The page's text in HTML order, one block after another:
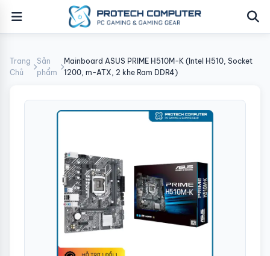
Trang
Chủ
Sản
phẩm
Mainboard ASUS PRIME H510M-K (Intel H510, Socket
1200, m-ATX, 2 khe Ram DDR4)